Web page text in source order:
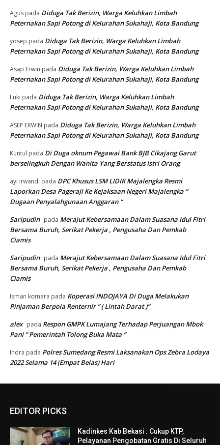
Agus pada Diduga Tak Berizin, Warga Keluhkan Limbah
Peternakan Sapi Potong di Kelurahan Sukahaji, Kota Bandung
yosep pada Diduga Tak Berizin, Warga Keluhkan Limbah
Peternakan Sapi Potong di Kelurahan Sukahaji, Kota Bandung
Asap Erwin pada Diduga Tak Berizin, Warga Keluhkan Limbah
Peternakan Sapi Potong di Kelurahan Sukahaji, Kota Bandung
Luki pada Diduga Tak Berizin, Warga Keluhkan Limbah
Peternakan Sapi Potong di Kelurahan Sukahaji, Kota Bandung
ASEP ERWIN pada Diduga Tak Berizin, Warga Keluhkan Limbah
Peternakan Sapi Potong di Kelurahan Sukahaji, Kota Bandung
Kuntul pada Di Duga oknum Pegawai Bank BJB Cikajang Garut
berselingkuh Dengan Wanita Yang Berstatus Istri Orang
ayi irwandi pada DPC Khusus LSM LIDIK Majalengka Resmi
Laporkan Desa Pageraji Ke Kejaksaan Negeri Majalengka ”
Dugaan Penyalahgunaan Anggaran “
Saripudin pada Merajut Kebersamaan Dalam Suasana Idul Fitri
Bersama Buruh, Serikat Pekerja , Pengusaha Dan Pemkab
Ciamis
Saripudin pada Merajut Kebersamaan Dalam Suasana Idul Fitri
Bersama Buruh, Serikat Pekerja , Pengusaha Dan Pemkab
Ciamis
Isman komara pada Koperasi INDOJAYA Di Duga Melakukan
Pinjaman Berpola Renternir ” ( Lintah Darat )”
alex pada Respon GMPK Lumajang Terhadap Perjuangan Mbok
Pani ” Pemerintah Tolong Buka Mata “
Indra pada Polres Sumedang Resmi Laksanakan Ops Zebra Lodaya
2022 Selama 14 (Empat Belas) Hari
EDITOR PICKS
Kadinkes Kab Bekasi : Cukup KTP,
Pelayanan Pengobatan Gratis Di Seluruh